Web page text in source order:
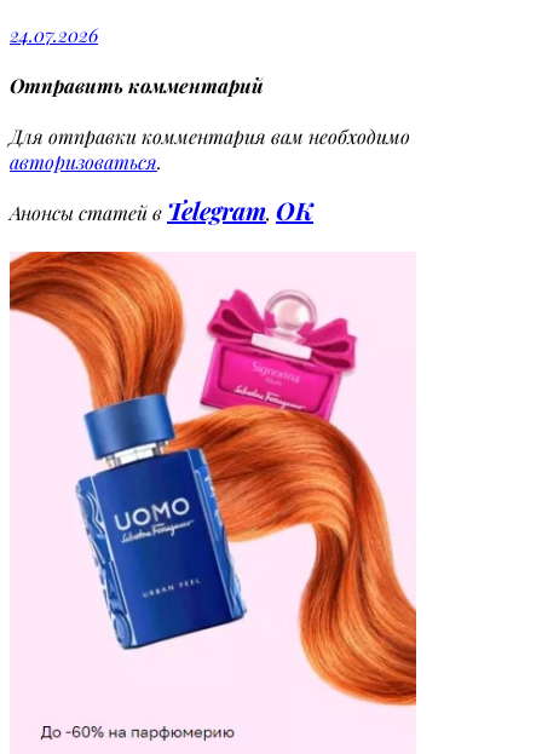
24.07.2026
Отправить комментарий
Для отправки комментария вам необходимо
авторизоваться.
Анонсы статей в Telegram, OK